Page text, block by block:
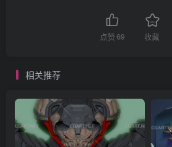
点赞69 收藏
相关推荐